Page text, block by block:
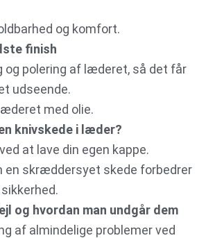
og komfort.
finish
og polering af læderet, så det får
udseende.
med olie.
knivskede i læder?
at lave din egen kappe.
en skræddersyet skede forbedrer
og hvordan man undgår dem
af almindelige problemer ved